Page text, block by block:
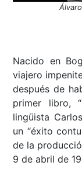
Nacido en
viajero
después de
primer libro, “
lingüista
un “éxito
de la
9 de abril de